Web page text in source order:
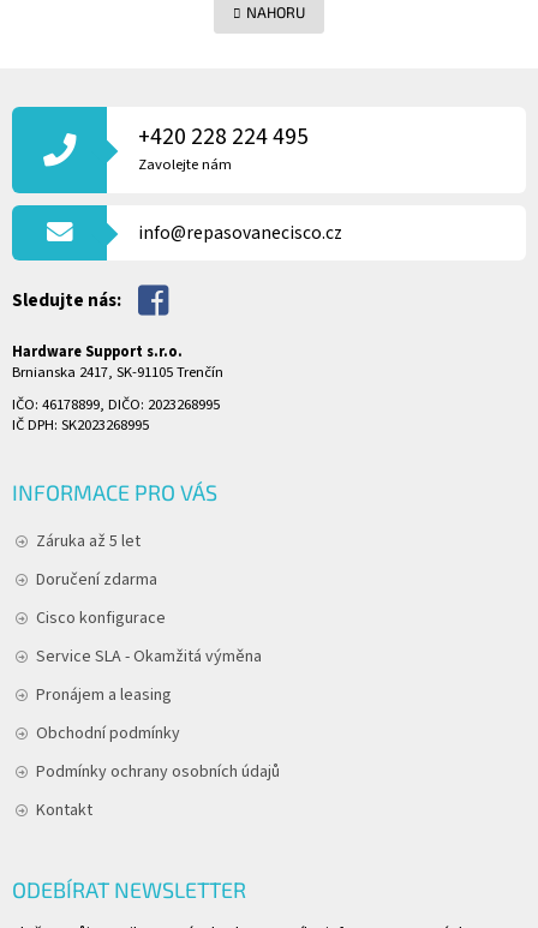
L
Á
P
Y
N
K
Í
NAHORU
Á
T
+420 228 224 495
Zavolejte nám
info@repasovanecisco.cz
Sledujte nás:
Hardware Support s.r.o.
Brnianska 2417, SK-91105 Trenčín
IČO: 46178899, DIČO: 2023268995
IČ DPH: SK2023268995
INFORMACE PRO VÁS
Záruka až 5 let
Doručení zdarma
Cisco konfigurace
Service SLA - Okamžitá výměna
Pronájem a leasing
Obchodní podmínky
Podmínky ochrany osobních údajů
Kontakt
ODEBÍRAT NEWSLETTER